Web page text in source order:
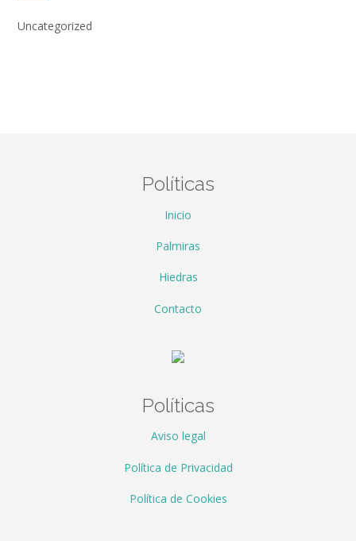
Uncategorized
Políticas
Inicio
Palmiras
Hiedras
Contacto
Políticas
Aviso legal
Política de Privacidad
Política de Cookies